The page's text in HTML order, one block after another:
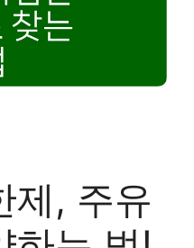
제, 주유